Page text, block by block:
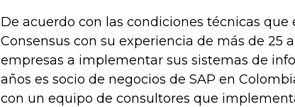
De acuerdo con las condiciones técnicas que
Consensus con su experiencia de más de 25
empresas a implementar sus sistemas de
años es socio de negocios de SAP en
con un equipo de consultores que